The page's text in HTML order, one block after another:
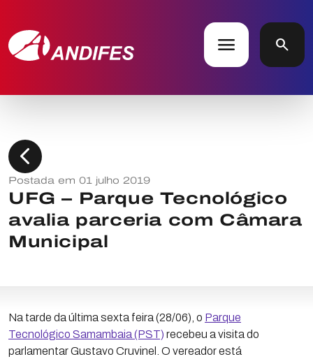
menu search
chevron_left
Postada em 01 julho 2019
UFG – Parque Tecnológico
avalia parceria com Câmara
Municipal
Na tarde da última sexta feira (28/06), o Parque
Tecnológico Samambaia (PST) recebeu a visita do
parlamentar Gustavo Cruvinel. O vereador está